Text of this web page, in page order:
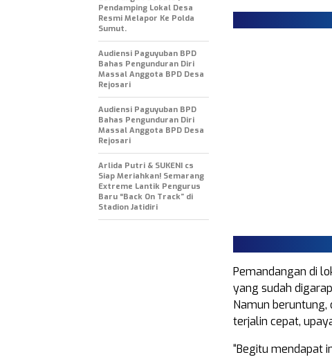
Pemandangan di
yang sudah
Namun beruntung,
terjalin cepat,
“Begitu mendapat
Pendamping Lokal Desa
Resmi Melapor Ke Polda
Sumut.
Audiensi Paguyuban BPD
Bahas Pengunduran Diri
Massal Anggota BPD Desa
Rejosari
Audiensi Paguyuban BPD
Bahas Pengunduran Diri
Massal Anggota BPD Desa
Rejosari
Arlida Putri & SUKENI cs
Siap Meriahkan! Semarang
Extreme Lantik Pengurus
Baru “Back On Track” di
Stadion Jatidiri